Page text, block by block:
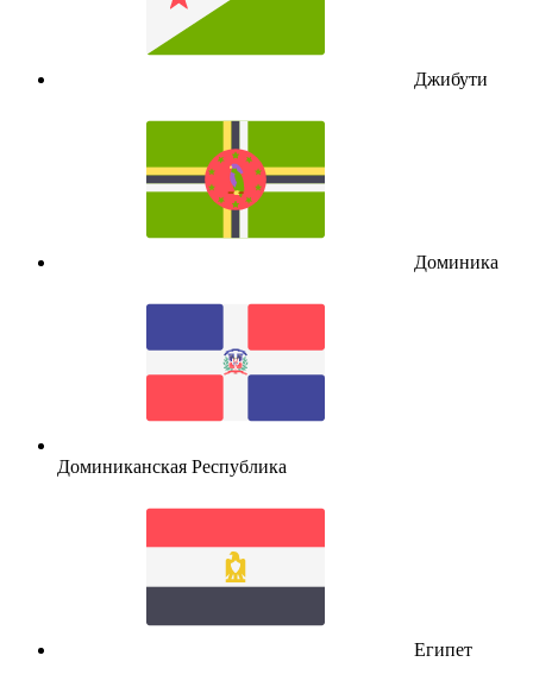
Джибути
Доминика
Доминиканская Республика
Египет